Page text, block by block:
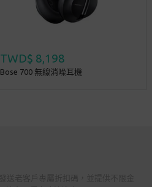
TWD$ 8,198
Bose 700 無線消噪耳機